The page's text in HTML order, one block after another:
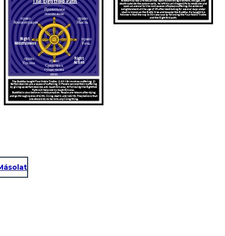
death outside the palace walls, he left his privileged life to meditate and
seek an answer to the root causes of human suffering. He achieved
enlightenment at the age of 35 after meditating for several days under
what is known as the Bodhi tree and became the Buddha. He taught his
followers that the way to Nirvana was by following the Four Noble Truths
and the Eightfold path.
The Buddha taught Four Noble Truths: 1) All life involves suffering; 2)
Selfish desires are a cause of suffering; 3) People can end their suffering
by giving up selfish desires and reach Nirvana; 4) Following the Eightfold
Path will help one to reach Nirvana.
Buddhists also believe in reincarnation. People are reborn after dying
and go through cycles of birth, living, death, and rebirth. They believe that
one should do no harm to any living thing.
Правильное
понимание
право
Мысль
право
Речь
Right
Action
право
Средства к
существова
нию
право
Усилие
Right
Mindfulness
право
Концентрация